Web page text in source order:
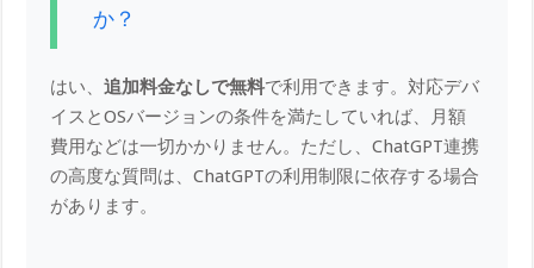
か？
はい、追加料金なしで無料で利用できます。対応デバ
イスとOSバージョンの条件を満たしていれば、月額
費用などは一切かかりません。ただし、ChatGPT連携
の高度な質問は、ChatGPTの利用制限に依存する場合
があります。